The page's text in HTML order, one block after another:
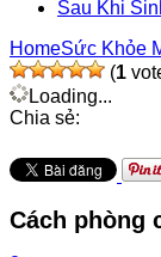
Sau Khi
HomeSức Khỏe
(1
Loading...
Chia sẻ:
Cách phòng